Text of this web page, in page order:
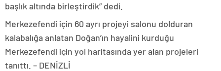
başlık altında birleştirdik” dedi.
Merkezefendi için 60 ayrı projeyi salonu dolduran
kalabalığa anlatan Doğan’ın hayalini kurduğu
Merkezefendi için yol haritasında yer alan projeleri
tanıttı. – DENİZLİ